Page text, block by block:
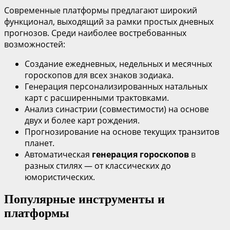
Современные платформы предлагают широкий
функционал, выходящий за рамки простых дневных
прогнозов. Среди наиболее востребованных
возможностей:
Создание ежедневных, недельных и месячных
гороскопов для всех знаков зодиака.
Генерация персонализированных натальных
карт с расширенными трактовками.
Анализ синастрии (совместимости) на основе
двух и более карт рождения.
Прогнозирование на основе текущих транзитов
планет.
Автоматическая генерация гороскопов в
разных стилях — от классических до
юмористических.
Популярные инструменты и
платформы